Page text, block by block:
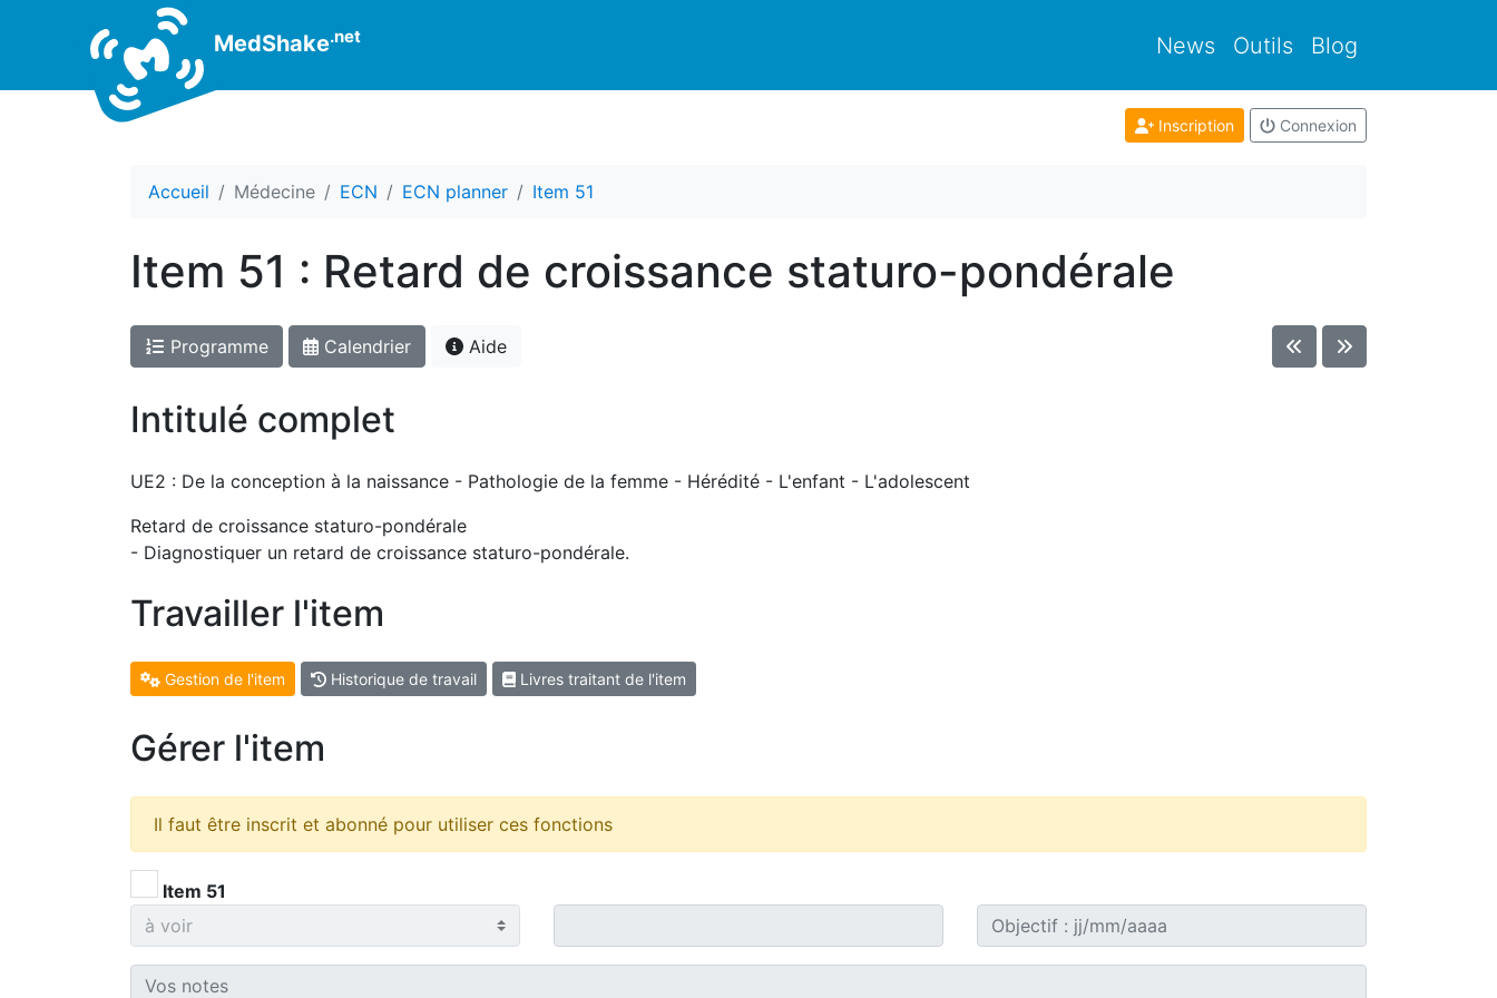
MedShake.net News Outils Blog
Inscription Connexion
Accueil Médecine ECN ECN planner Item 51
Item 51 : Retard de croissance staturo-pondérale
Programme Calendrier Aide
Intitulé complet
UE2 : De la conception à la naissance - Pathologie de la femme - Hérédité - L'enfant - L'adolescent
Retard de croissance staturo-pondérale
- Diagnostiquer un retard de croissance staturo-pondérale.
Travailler l'item
Gestion de l'item Historique de travail Livres traitant de l'item
Gérer l'item
Il faut être inscrit et abonné pour utiliser ces fonctions
Item 51